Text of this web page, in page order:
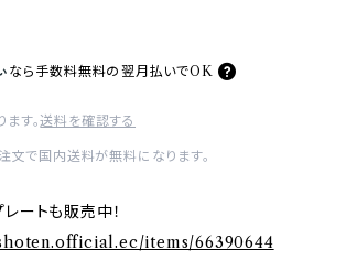
なら 手数料無料の 翌月払いでOK
す。送料を確認する
で国内送料が無料になります。
ートも販売中！
items/66390644